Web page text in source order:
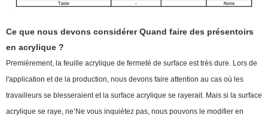
Ce que nous devons considérer Quand faire des présentoirs
en acrylique ?
Premièrement, la feuille acrylique de fermeté de surface est très dure. Lors de
l'application et de la production, nous devons faire attention au cas où les
travailleurs se blesseraient et la surface acrylique se rayerait. Mais si la surface
acrylique se raye, ne’ Ne vous inquiétez pas, nous pouvons le modifier en